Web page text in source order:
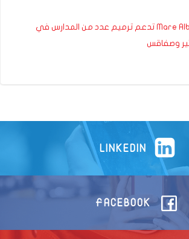
شركة Mare Alb تدعم ترميم عدد من المدارس في
وصفاقس
LINKEDIN
FACEBOOK